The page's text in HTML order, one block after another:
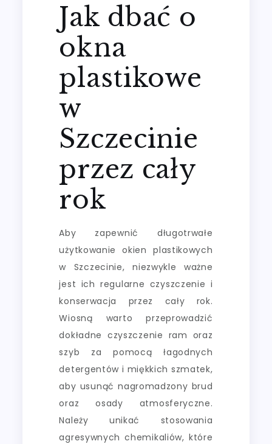
Jak dbać o
okna
plastikowe
w
Szczecinie
przez cały
rok
Aby zapewnić długotrwałe
użytkowanie okien plastikowych
w Szczecinie, niezwykle ważne
jest ich regularne czyszczenie i
konserwacja przez cały rok.
Wiosną warto przeprowadzić
dokładne czyszczenie ram oraz
szyb za pomocą łagodnych
detergentów i miękkich szmatek,
aby usunąć nagromadzony brud
oraz osady atmosferyczne.
Należy unikać stosowania
agresywnych chemikaliów, które